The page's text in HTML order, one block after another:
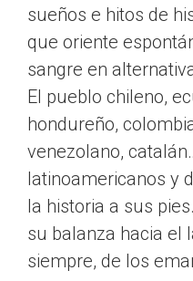
sueños e hitos de
que oriente
sangre en
El pueblo chileno,
hondureño,
venezolano,
latinoamericanos y
la historia a sus
su balanza hacia el
siempre, de los